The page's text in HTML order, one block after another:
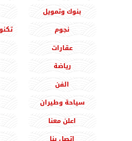
بنوك وتمويل
نجوم
عقارات
رياضة
الفن
سياحة وطيران
اعلن معنا